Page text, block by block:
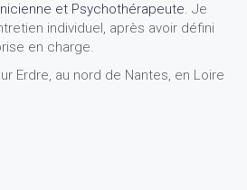
et Psychothérapeute. Je
individuel, après avoir défini
en charge.
Erdre, au nord de Nantes, en Loire